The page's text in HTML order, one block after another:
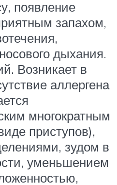
появление
запахом,
дыхания.
Возникает в
аллергена
многократным
приступов),
зудом в
уменьшением